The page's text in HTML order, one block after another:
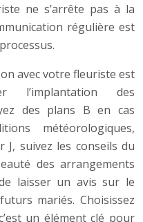
ne s’arrête pas à la
régulière est
avec votre fleuriste est
l’implantation des
des plans B en cas
météorologiques,
suivez les conseils du
des arrangements
laisser un avis sur le
mariés. Choisissez
un élément clé pour